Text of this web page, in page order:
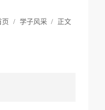
页 / 学子风采 / 正文